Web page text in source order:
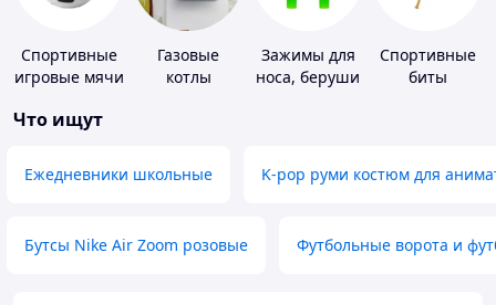
Спортивные
игровые мячи
Газовые
котлы
Зажимы для
носа, беруши
Спортивные
биты
Что ищут
Ежедневники школьные K-pop руми костюм для
Бутсы Nike Air Zoom розовые Футбольные ворота и